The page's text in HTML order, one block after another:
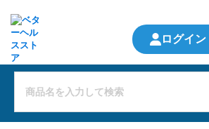
ログイン